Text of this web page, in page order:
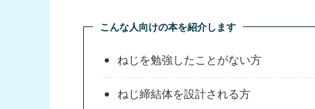
こんな人向けの本を紹介します
ねじを勉強したことがない方
ねじ締結体を設計される方